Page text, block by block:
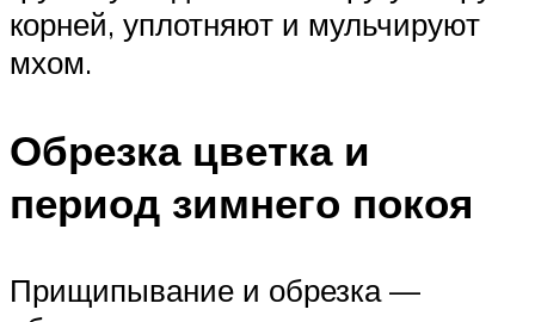
корней, уплотняют и мульчируют
мхом.
Обрезка цветка и
период зимнего покоя
Прищипывание и обрезка —